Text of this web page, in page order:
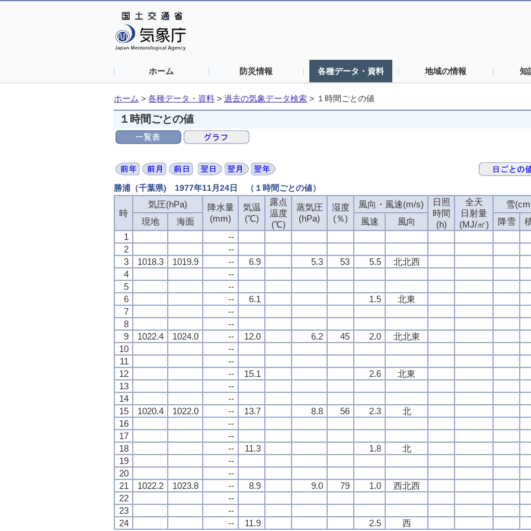
ホーム 防災情報 各種データ・資料 地域の情報 知
ホーム > 各種データ・資料 > 過去の気象データ検索 > １時間ごとの値
１時間ごとの値
勝浦（千葉県) 1977年11月24日 （１時間ごとの値）
時
気圧(hPa)
降水量
(mm)
気温
(℃)
露点
温度
(℃)
蒸気圧
(hPa)
湿度
(％)
風向・風速(m/s)
日照
時間
(h)
全天
日射量
(MJ/㎡)
雪
現地 海面 風速 風向 降雪
1
--
2
--
3
1018.3 1019.9 -- 6.9 5.3 53 5.5
北北西
4
--
5
--
6
-- 6.1 1.5
北東
7
--
8
--
9
1022.4 1024.0 -- 12.0 6.2 45 2.0 北北東
10
--
11
--
12
-- 15.1 2.6
北東
13
--
14
--
15
1020.4 1022.0 -- 13.7 8.8 56 2.3 北
16
--
17
--
18
-- 11.3 1.8
北
19
--
20
--
21
1022.2 1023.8 -- 8.9 9.0 79 1.0 西北西
22
--
23
--
24
-- 11.9 2.5 西